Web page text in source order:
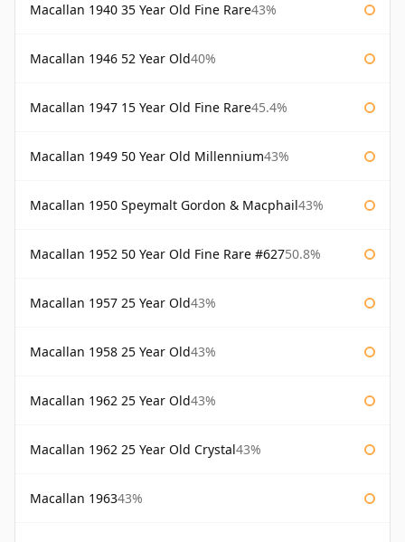
Macallan 1940 35 Year Old Fine Rare43%
Macallan 1946 52 Year Old40%
Macallan 1947 15 Year Old Fine Rare45.4%
Macallan 1949 50 Year Old Millennium43%
Macallan 1950 Speymalt Gordon & Macphail43%
Macallan 1952 50 Year Old Fine Rare #62750.8%
Macallan 1957 25 Year Old43%
Macallan 1958 25 Year Old43%
Macallan 1962 25 Year Old43%
Macallan 1962 25 Year Old Crystal43%
Macallan 196343%